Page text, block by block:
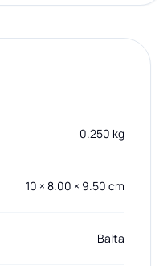
0.250 kg
10 × 8.00 × 9.50 cm
Balta